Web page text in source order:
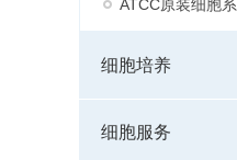
ATCC原装细胞系
细胞培养
细胞服务